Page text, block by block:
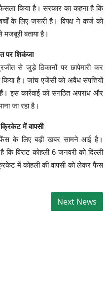
किया है। सरकार का कहना है कि
के लिए जरूरी है। विपक्ष ने कर्ज को
बताया है।
पर शिकंजा
से जुड़े ठिकानों पर छापेमारी कर
है। जांच एजेंसी को अवैध संपत्तियों
कार्रवाई को संगठित अपराध और
जा रहा है।
में वापसी
के लिए बड़ी खबर सामने आई है।
विराट कोहली 6 जनवरी को दिल्ली
में कोहली की वापसी को लेकर फैंस